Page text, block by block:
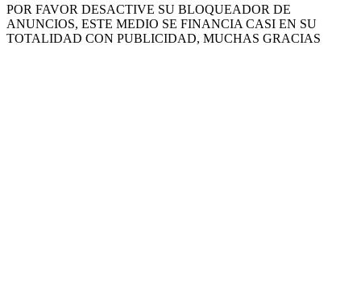
POR FAVOR DESACTIVE SU BLOQUEADOR DE
ANUNCIOS, ESTE MEDIO SE FINANCIA CASI EN SU
TOTALIDAD CON PUBLICIDAD, MUCHAS GRACIAS